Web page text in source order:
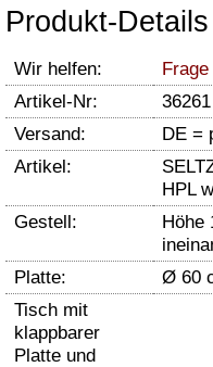
Produkt-Details
Wir helfen:
Artikel-Nr:
36261
Versand:
DE =
Artikel:
HPL
Gestell:
Höhe
Platte:
Ø 60
Tisch mit
klappbarer
Platte und